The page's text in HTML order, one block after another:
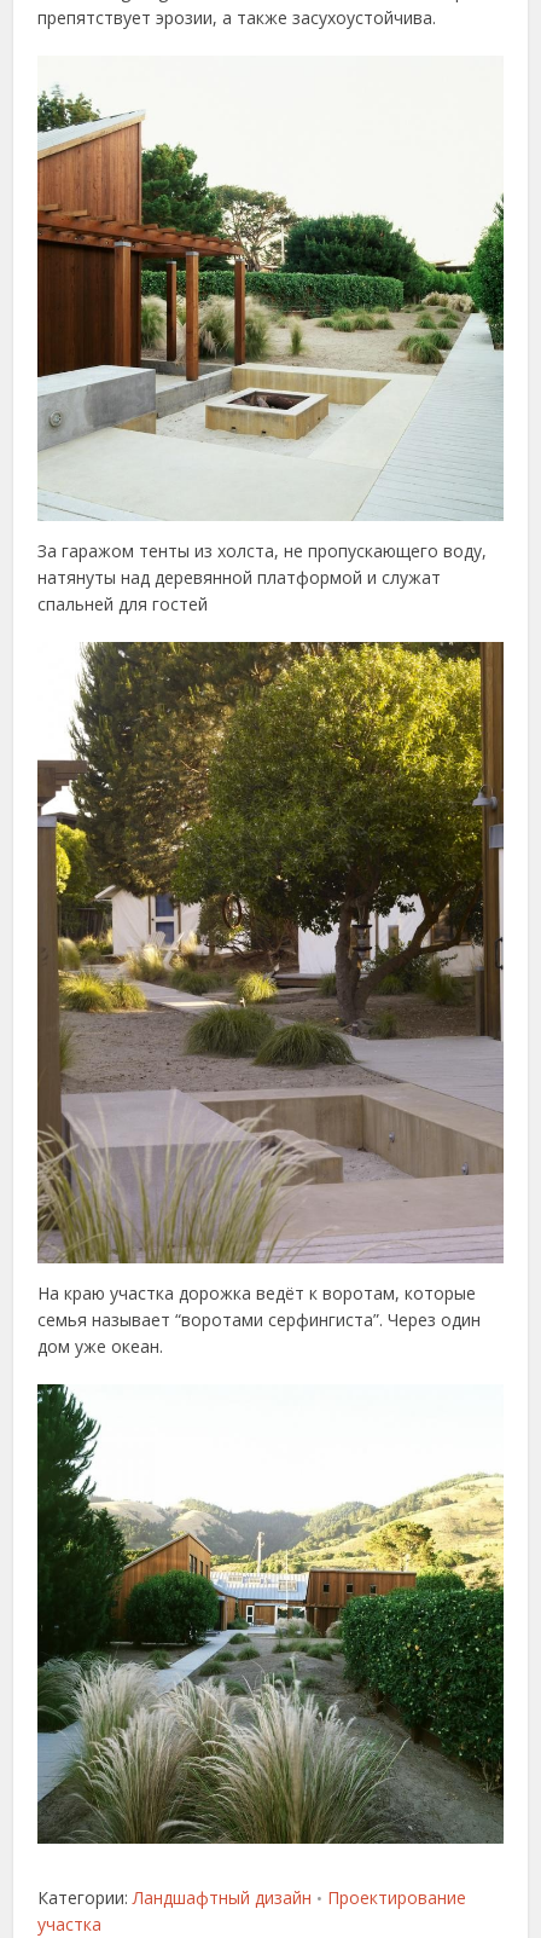
препятствует эрозии, а также засухоустойчива.
За гаражом тенты из холста, не пропускающего воду,
натянуты над деревянной платформой и служат
спальней для гостей
На краю участка дорожка ведёт к воротам, которые
семья называет “воротами серфингиста”. Через один
дом уже океан.
Категории:Ландшафтный дизайн • Проектирование
участка